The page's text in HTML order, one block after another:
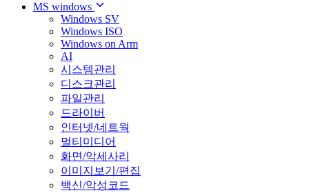
MS windows
Windows SV
Windows ISO
Windows on Arm
AI
시스템관리
디스크관리
파일관리
드라이버
인터넷/네트웍
멀티미디어
화면/악세사리
이미지보기/편집
백신/악성코드